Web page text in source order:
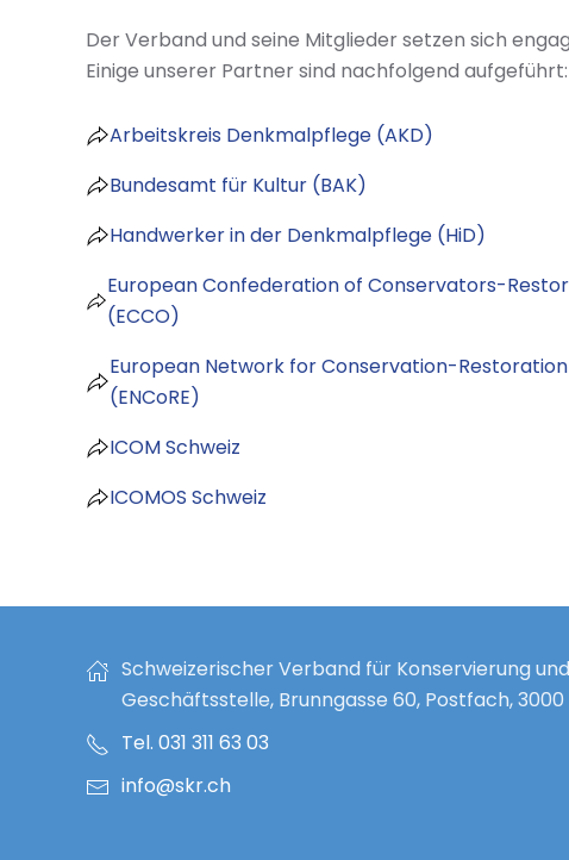
Der Verband und seine Mitglieder setzen sich
Einige unserer Partner sind nachfolgend aufgeführt:
Arbeitskreis Denkmalpflege (AKD)
Bundesamt für Kultur (BAK)
Handwerker in der Denkmalpflege (HiD)
European Confederation of Conservators-
(ECCO)
European Network for Conservation-
(ENCoRE)
ICOM Schweiz
ICOMOS Schweiz
Schweizerischer Verband für Konservierung
Geschäftsstelle, Brunngasse 60, Postfach, 3000
Tel. 031 311 63 03
info@skr.ch